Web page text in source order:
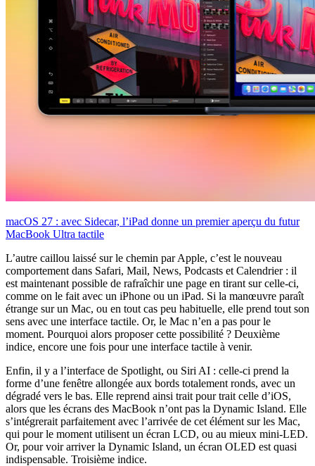
macOS 27 : avec Sidecar, l’iPad donne un premier aperçu du futur
MacBook Ultra tactile
L’autre caillou laissé sur le chemin par Apple, c’est le nouveau
comportement dans Safari, Mail, News, Podcasts et Calendrier : il
est maintenant possible de rafraîchir une page en tirant sur celle-ci,
comme on le fait avec un iPhone ou un iPad. Si la manœuvre paraît
étrange sur un Mac, ou en tout cas peu habituelle, elle prend tout son
sens avec une interface tactile. Or, le Mac n’en a pas pour le
moment. Pourquoi alors proposer cette possibilité ? Deuxième
indice, encore une fois pour une interface tactile à venir.
Enfin, il y a l’interface de Spotlight, ou Siri AI : celle-ci prend la
forme d’une fenêtre allongée aux bords totalement ronds, avec un
dégradé vers le bas. Elle reprend ainsi trait pour trait celle d’iOS,
alors que les écrans des MacBook n’ont pas la Dynamic Island. Elle
s’intégrerait parfaitement avec l’arrivée de cet élément sur les Mac,
qui pour le moment utilisent un écran LCD, ou au mieux mini-LED.
Or, pour voir arriver la Dynamic Island, un écran OLED est quasi
indispensable. Troisième indice.